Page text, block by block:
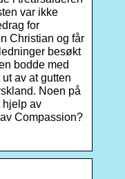
var ikke
for
Christian og får
besøkt
bodde med
av at gutten
Noen på
hjelp av
Compassion?